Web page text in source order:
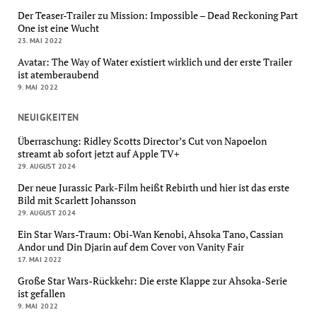
Der Teaser-Trailer zu Mission: Impossible – Dead Reckoning Part
One ist eine Wucht
23. MAI 2022
Avatar: The Way of Water existiert wirklich und der erste Trailer
ist atemberaubend
9. MAI 2022
NEUIGKEITEN
Überraschung: Ridley Scotts Director’s Cut von Napoelon
streamt ab sofort jetzt auf Apple TV+
29. AUGUST 2024
Der neue Jurassic Park-Film heißt Rebirth und hier ist das erste
Bild mit Scarlett Johansson
29. AUGUST 2024
Ein Star Wars-Traum: Obi-Wan Kenobi, Ahsoka Tano, Cassian
Andor und Din Djarin auf dem Cover von Vanity Fair
17. MAI 2022
Große Star Wars-Rückkehr: Die erste Klappe zur Ahsoka-Serie
ist gefallen
9. MAI 2022